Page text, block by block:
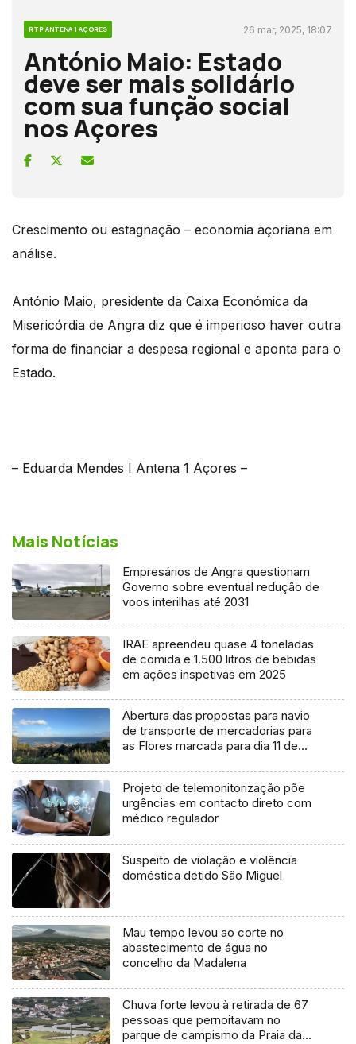
RTP ANTENA 1 AÇORES 26 mar, 2025, 18:07
António Maio: Estado
deve ser mais solidário
com sua função social
nos Açores
Crescimento ou estagnação – economia açoriana em
análise.
António Maio, presidente da Caixa Económica da
Misericórdia de Angra diz que é imperioso haver outra
forma de financiar a despesa regional e aponta para o
Estado.
– Eduarda Mendes I Antena 1 Açores –
Mais Notícias
Empresários de Angra questionam
Governo sobre eventual redução de
voos interilhas até 2031
IRAE apreendeu quase 4 toneladas
de comida e 1.500 litros de bebidas
em ações inspetivas em 2025
Abertura das propostas para navio
de transporte de mercadorias para
as Flores marcada para dia 11 de
Projeto de telemonitorização põe
urgências em contacto direto com
médico regulador
Suspeito de violação e violência
doméstica detido São Miguel
Mau tempo levou ao corte no
abastecimento de água no
concelho da Madalena
Chuva forte levou à retirada de 67
pessoas que pernoitavam no
parque de campismo da Praia da